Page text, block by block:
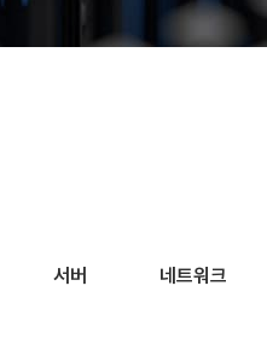
서버 네트워크